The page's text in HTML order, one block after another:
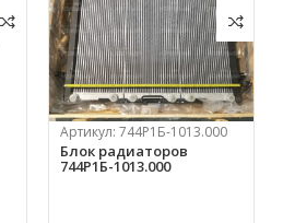
Артикул: 744Р1Б-1013.000
Блок радиаторов
744Р1Б-1013.000